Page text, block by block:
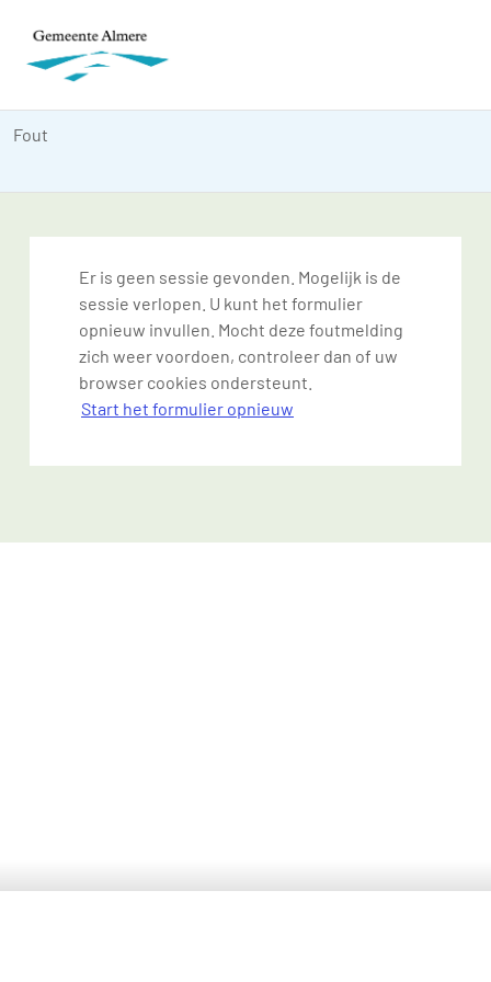
Fout
Er is geen sessie gevonden. Mogelijk is de
sessie verlopen. U kunt het formulier
opnieuw invullen. Mocht deze foutmelding
zich weer voordoen, controleer dan of uw
browser cookies ondersteunt.
Start het formulier opnieuw